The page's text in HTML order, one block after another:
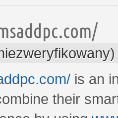
is an
their